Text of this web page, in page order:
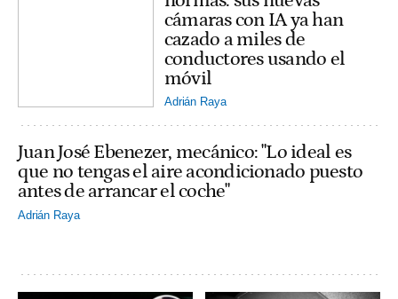
cámaras con IA ya han
cazado a miles de
conductores usando el
móvil
Adrián Raya
Juan José Ebenezer, mecánico: "Lo ideal es
que no tengas el aire acondicionado puesto
antes de arrancar el coche"
Adrián Raya